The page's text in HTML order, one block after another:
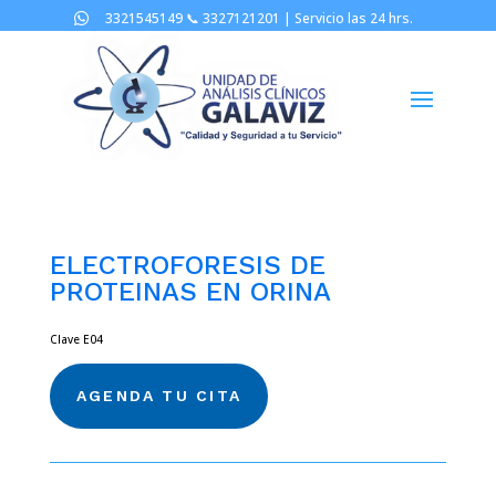
 3321545149 📞 3327121201 | Servicio las 24 hrs.
ELECTROFORESIS DE
PROTEINAS EN ORINA
Clave E04
AGENDA TU CITA